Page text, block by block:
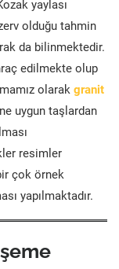
yaylası
olduğu tahmin
da bilinmektedir.
edilmekte olup
olarak granit
uygun taşlardan
resimler
çok örnek
yapılmaktadır.